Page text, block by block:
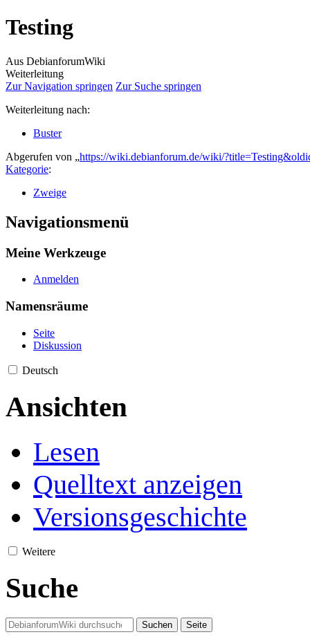
Testing
Aus DebianforumWiki
Weiterleitung
Zur Navigation springen Zur Suche springen
Weiterleitung nach:
Buster
Abgerufen von „https://wiki.debianforum.de/wiki/
Kategorie:
Zweige
Navigationsmenü
Meine Werkzeuge
Anmelden
Namensräume
Seite
Diskussion
Deutsch
Ansichten
Lesen
Quelltext anzeigen
Versionsgeschichte
Weitere
Suche